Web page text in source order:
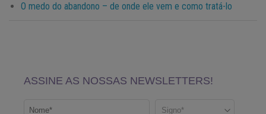
O medo do abandono – de onde ele vem e como tratá-lo